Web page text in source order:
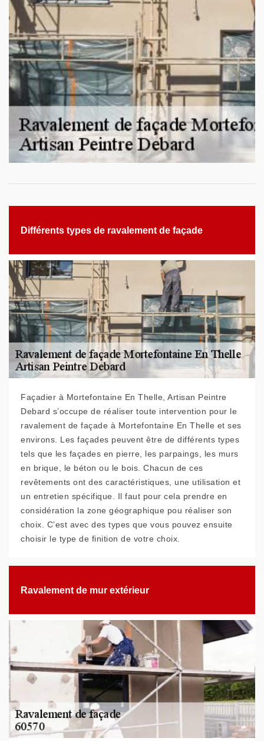
Différents types de ravalement de façade
Façadier à Mortefontaine En Thelle, Artisan Peintre
Debard s’occupe de réaliser toute intervention pour le
ravalement de façade à Mortefontaine En Thelle et ses
environs. Les façades peuvent être de différents types
tels que les façades en pierre, les parpaings, les murs
en brique, le béton ou le bois. Chacun de ces
revêtements ont des caractéristiques, une utilisation et
un entretien spécifique. Il faut pour cela prendre en
considération la zone géographique pou réaliser son
choix. C’est avec des types que vous pouvez ensuite
choisir le type de finition de votre choix.
Ravalement de mur extérieur